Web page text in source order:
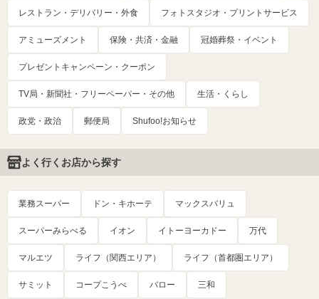
レストラン・デリバリー・外食 フォトスタジオ・プリントサービス
アミューズメント 保険・共済・金融 冠婚葬祭・イベント
プレゼントキャンペーン・クーポン
TV局・新聞社・フリーペーパー・その他 生活・くらし
政党・政治 郵便局 Shufoo!お知らせ
よく行くお店から探す
業務スーパー ドン・キホーテ マックスバリュ
スーパーみらべる イオン イトーヨーカドー 万代
マルエツ ライフ（関西エリア） ライフ（首都圏エリア）
サミット コープこうべ バロー 三和